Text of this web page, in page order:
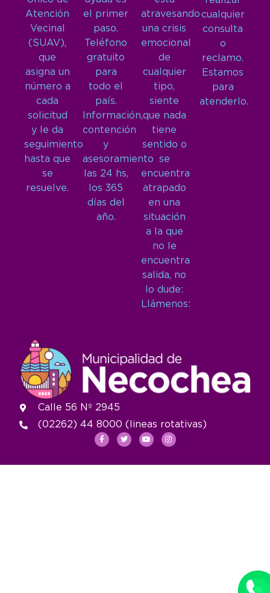
Atención
Vecinal
(SUAV),
que
asigna un
número a
cada
solicitud
y le da
seguimiento
hasta que
se
resuelve.
el primer
paso.
Teléfono
gratuito
para
todo el
país.
Información,
contención
y
asesoramiento
las 24 hs,
los 365
días del
año.
atravesando
una crisis
emocional
de
cualquier
tipo,
siente
que nada
tiene
sentido o
se
encuentra
atrapado
en una
situación
a la que
no le
encuentra
salida, no
lo dude:
Llámenos:
cualquier
consulta
o
reclamo.
Estamos
para
atenderlo.
Calle 56 Nº 2945
(02262) 44 8000 (lineas rotativas)